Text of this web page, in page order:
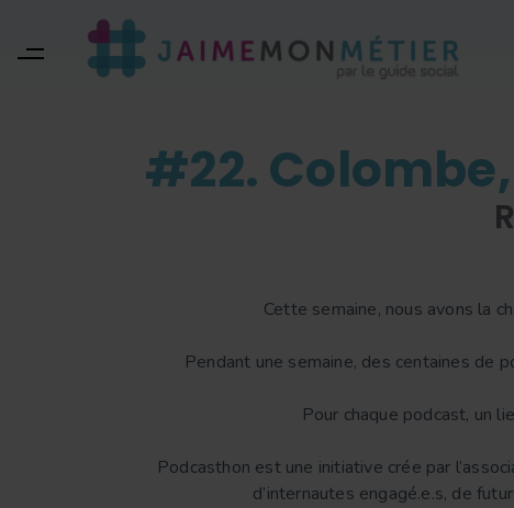
#22.
Cette semaine, nous avons la
Pendant une semaine, des centaines de
Pour chaque podcast, un
Podcasthon est une initiative crée par
d’internautes engagé.e.s, de